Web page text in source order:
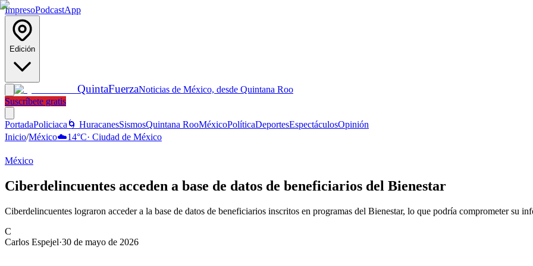
ImpresoPodcastApp
Edición
QuintaFuerzaNoticias de México, desde Quintana Roo
Suscríbete gratis
PortadaPoliciaca 🌀 HuracanesSismosQuintana RooMéxicoPolíticaDeportesEspectáculosOpinión
Inicio/México☁️14°C· Ciudad de México
México
Ciberdelincuentes acceden a base de datos de beneficiarios del Bienestar
Ciberdelincuentes lograron acceder a la base de datos de beneficiarios inscritos en programas del Bienestar, lo que podría comprometer su
C
Carlos Espejel·30 de mayo de 2026